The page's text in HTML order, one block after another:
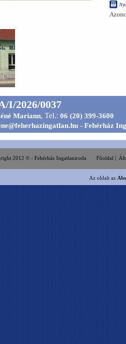
I/2026/0037
Mariann, Tel.: 06 (20) 399-3600
- Fehérház
2012 © - Fehérház Ingatlaniroda Főoldal |
Az oldalt az